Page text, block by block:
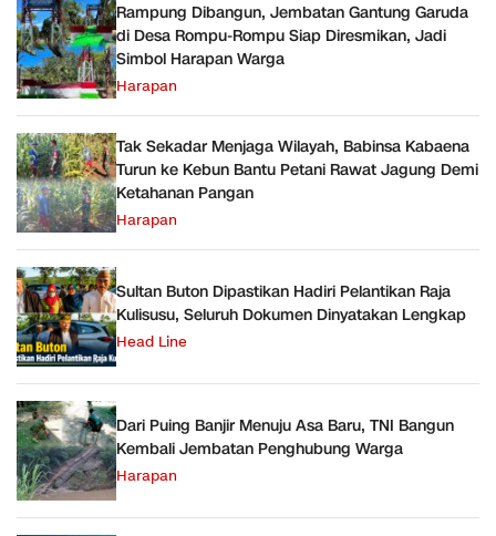
Rampung Dibangun, Jembatan Gantung Garuda
di Desa Rompu-Rompu Siap Diresmikan, Jadi
Simbol Harapan Warga
Harapan
Tak Sekadar Menjaga Wilayah, Babinsa Kabaena
Turun ke Kebun Bantu Petani Rawat Jagung Demi
Ketahanan Pangan
Harapan
Sultan Buton Dipastikan Hadiri Pelantikan Raja
Kulisusu, Seluruh Dokumen Dinyatakan Lengkap
Head Line
Dari Puing Banjir Menuju Asa Baru, TNI Bangun
Kembali Jembatan Penghubung Warga
Harapan